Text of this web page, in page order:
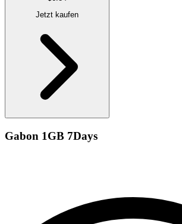
Jetzt kaufen
Gabon 1GB 7Days